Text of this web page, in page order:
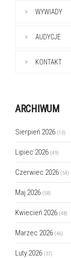
WYWIADY
AUDYCJE
KONTAKT
ARCHIWUM
Sierpień 2026 (10)
Lipiec 2026 (49)
Czerwiec 2026 (54)
Maj 2026 (58)
Kwiecień 2026 (48)
Marzec 2026 (46)
Luty 2026 (37)